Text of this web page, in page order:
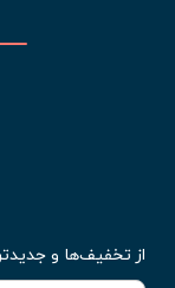
از تخفیف‌ها و